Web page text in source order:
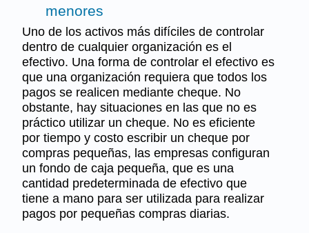
menores
Uno de los activos más difíciles de controlar
dentro de cualquier organización es el
efectivo. Una forma de controlar el efectivo es
que una organización requiera que todos los
pagos se realicen mediante cheque. No
obstante, hay situaciones en las que no es
práctico utilizar un cheque. No es eficiente
por tiempo y costo escribir un cheque por
compras pequeñas, las empresas configuran
un fondo de caja pequeña, que es una
cantidad predeterminada de efectivo que
tiene a mano para ser utilizada para realizar
pagos por pequeñas compras diarias.